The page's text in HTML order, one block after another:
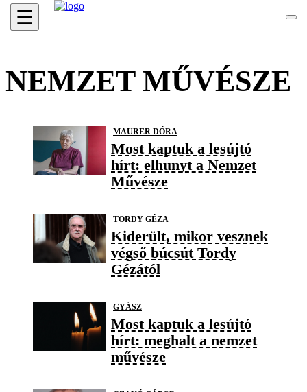
☰
NEMZET MŰVÉSZE
MAURER DÓRA
Most kaptuk a lesújtó
hírt: elhunyt a Nemzet
Művésze
TORDY GÉZA
Kiderült, mikor vesznek
végső búcsút Tordy
Gézától
GYÁSZ
Most kaptuk a lesújtó
hírt: meghalt a nemzet
művésze